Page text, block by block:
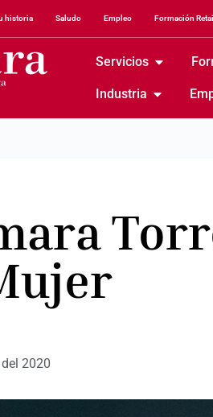
historia Saludo Empleo Formación Retail
Servicios
Industria
2020